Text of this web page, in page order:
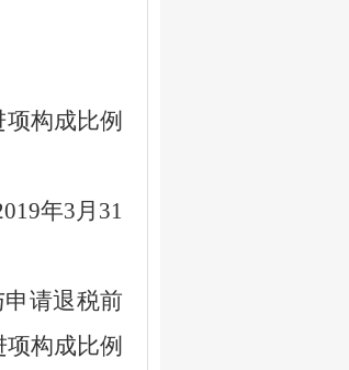
项构成比例
年3月 31
请退税前
项构成比例